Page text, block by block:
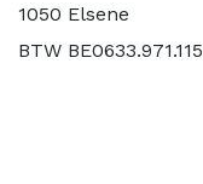
1050 Elsene
BTW BE0633.971.115